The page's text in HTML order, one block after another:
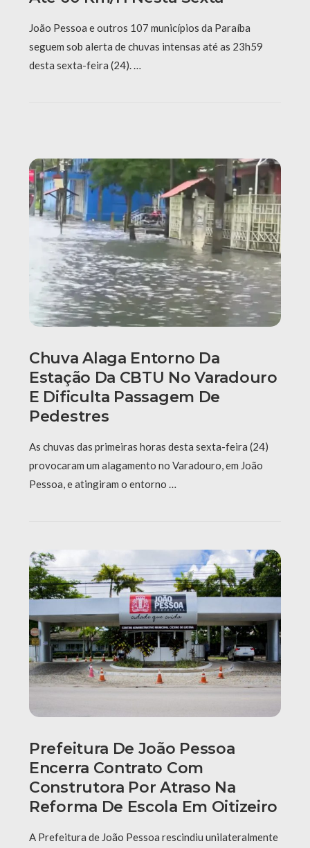
João Pessoa e outros 107 municípios da Paraíba
seguem sob alerta de chuvas intensas até as 23h59
desta sexta-feira (24). …
Chuva Alaga Entorno Da
Estação Da CBTU No Varadouro
E Dificulta Passagem De
Pedestres
As chuvas das primeiras horas desta sexta-feira (24)
provocaram um alagamento no Varadouro, em João
Pessoa, e atingiram o entorno …
Prefeitura De João Pessoa
Encerra Contrato Com
Construtora Por Atraso Na
Reforma De Escola Em Oitizeiro
A Prefeitura de João Pessoa rescindiu unilateralmente